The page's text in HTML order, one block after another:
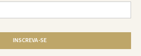
INSCREVA-SE